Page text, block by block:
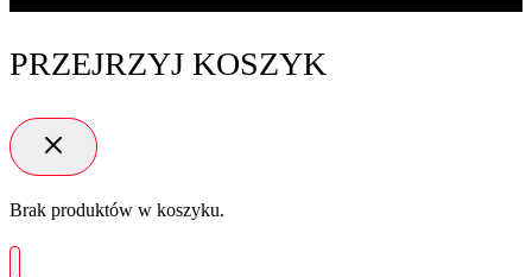
PRZEJRZYJ KOSZYK
Brak produktów w koszyku.